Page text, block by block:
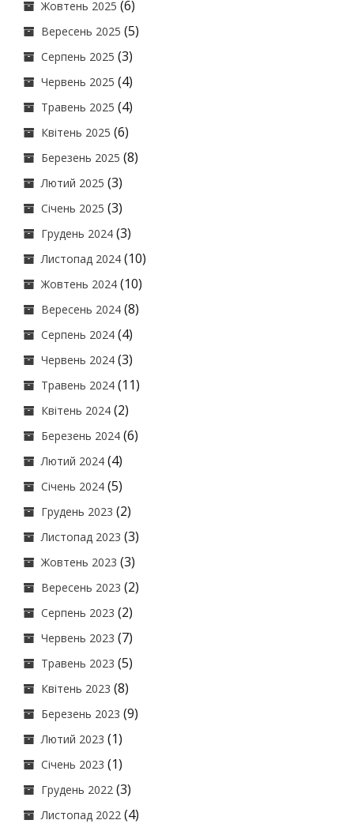
Жовтень 2025 (6)
Вересень 2025 (5)
Серпень 2025 (3)
Червень 2025 (4)
Травень 2025 (4)
Квітень 2025 (6)
Березень 2025 (8)
Лютий 2025 (3)
Січень 2025 (3)
Грудень 2024 (3)
Листопад 2024 (10)
Жовтень 2024 (10)
Вересень 2024 (8)
Серпень 2024 (4)
Червень 2024 (3)
Травень 2024 (11)
Квітень 2024 (2)
Березень 2024 (6)
Лютий 2024 (4)
Січень 2024 (5)
Грудень 2023 (2)
Листопад 2023 (3)
Жовтень 2023 (3)
Вересень 2023 (2)
Серпень 2023 (2)
Червень 2023 (7)
Травень 2023 (5)
Квітень 2023 (8)
Березень 2023 (9)
Лютий 2023 (1)
Січень 2023 (1)
Грудень 2022 (3)
Листопад 2022 (4)